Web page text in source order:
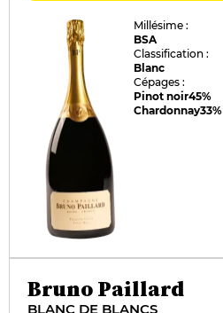
Millésime :
BSA
Classification :
Blanc
Cépages :
Pinot noir45%
Chardonnay33%
Bruno Paillard
BLANC DE BLANCS